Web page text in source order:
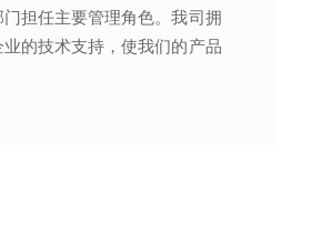
担任主要管理角色。我司拥
的技术支持，使我们的产品
的需求。